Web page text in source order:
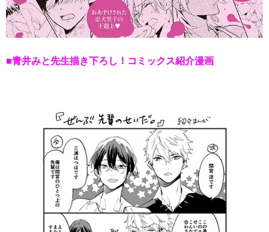
■青井みと先生描き下ろし！コミックス紹介漫画